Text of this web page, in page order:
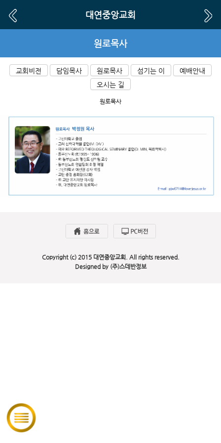
대연중앙교회
원로목사
교회비전 담임목사 원로목사 섬기는 이
예배안내
오시는 길
원로목사
Copyright (c) 2015 대연중앙교회. All rights reserved.
Designed by (주)스데반정보